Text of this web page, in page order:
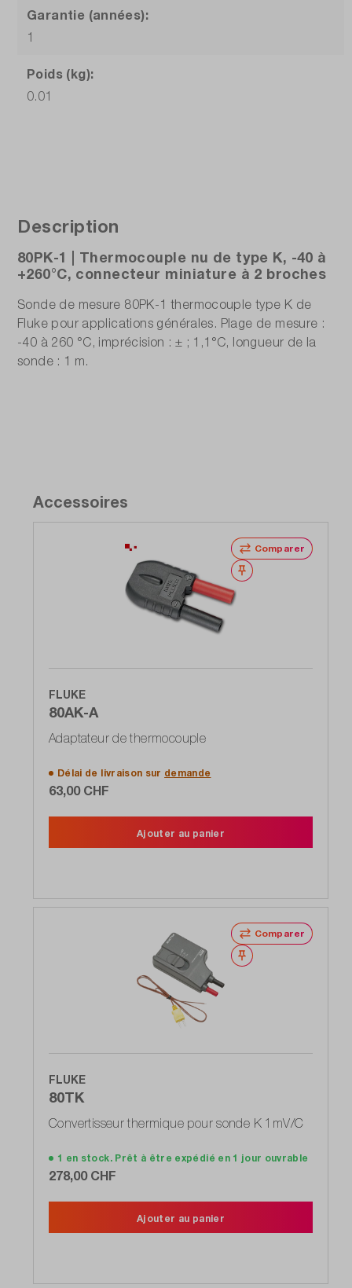
Garantie (années):
1
Poids (kg):
0.01
Description
80PK-1 | Thermocouple nu de type K, -40 à
+260°C, connecteur miniature à 2 broches
Sonde de mesure 80PK-1 thermocouple type K de
Fluke pour applications générales. Plage de mesure :
-40 à 260 °C, imprécision : ± ; 1,1°C, longueur de la
sonde : 1 m.
Accessoires
Comparer
Noter
FLUKE
80AK-A
Adaptateur de thermocouple
Délai de livraison sur demande
63,00 CHF
Ajouter au panier
Comparer
Noter
FLUKE
80TK
Convertisseur thermique pour sonde K 1mV/C
1 en stock. Prêt à être expédié en 1 jour ouvrable
278,00 CHF
Ajouter au panier